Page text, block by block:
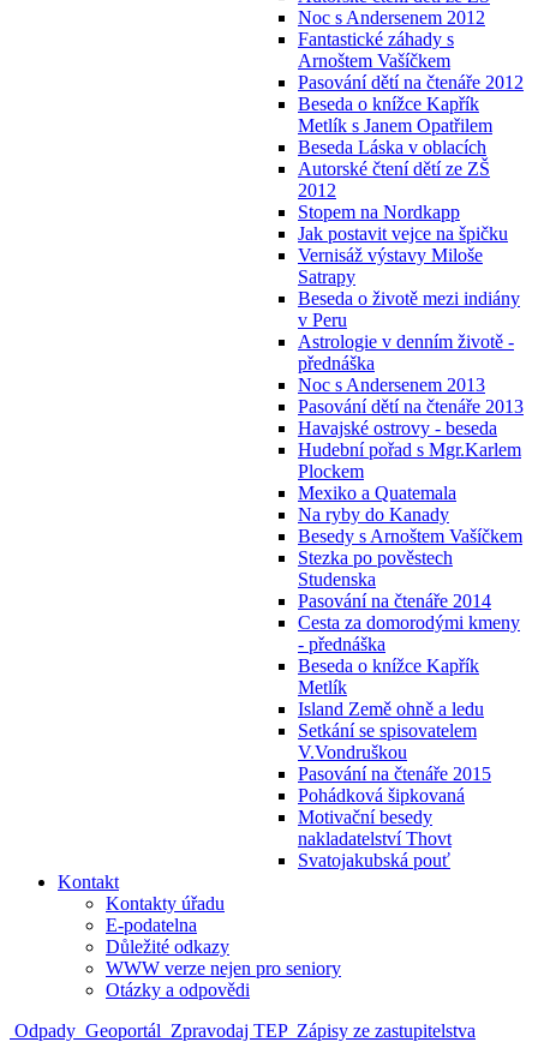
Noc s Andersenem 2012
Fantastické záhady s
Arnoštem Vašíčkem
Pasování dětí na čtenáře 2012
Beseda o knížce Kapřík
Metlík s Janem Opatřilem
Beseda Láska v oblacích
Autorské čtení dětí ze ZŠ
2012
Stopem na Nordkapp
Jak postavit vejce na špičku
Vernisáž výstavy Miloše
Satrapy
Beseda o životě mezi indiány
v Peru
Astrologie v denním životě -
přednáška
Noc s Andersenem 2013
Pasování dětí na čtenáře 2013
Havajské ostrovy - beseda
Hudební pořad s Mgr.Karlem
Plockem
Mexiko a Quatemala
Na ryby do Kanady
Besedy s Arnoštem Vašíčkem
Stezka po pověstech
Studenska
Pasování na čtenáře 2014
Cesta za domorodými kmeny
- přednáška
Beseda o knížce Kapřík
Metlík
Island Země ohně a ledu
Setkání se spisovatelem
V.Vondruškou
Pasování na čtenáře 2015
Pohádková šipkovaná
Motivační besedy
nakladatelství Thovt
Svatojakubská pouť
Kontakt
Kontakty úřadu
E-podatelna
Důležité odkazy
WWW verze nejen pro seniory
Otázky a odpovědi
Odpady Geoportál Zpravodaj TEP Zápisy ze zastupitelstva